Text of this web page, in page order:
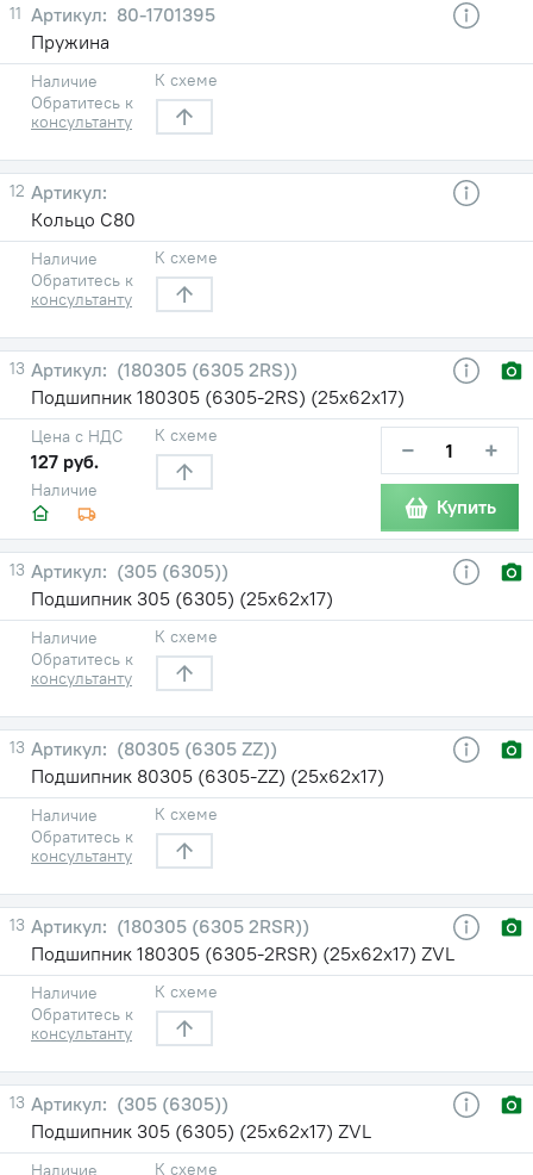
11
80-1701395
Пружина
Наличие
Обратитесь к
консультанту
К схеме
12
Кольцо С80
Наличие
Обратитесь к
консультанту
К схеме
13
(180305 (6305 2RS))
Подшипник 180305 (6305-2RS) (25х62х17)
Наличие
Цена с НДС
127 руб.
К схеме − +
Купить
13
(305 (6305))
Подшипник 305 (6305) (25х62х17)
Наличие
Обратитесь к
консультанту
К схеме
13
(80305 (6305 ZZ))
Подшипник 80305 (6305-ZZ) (25х62х17)
Наличие
Обратитесь к
консультанту
К схеме
13
(180305 (6305 2RSR))
Подшипник 180305 (6305-2RSR) (25х62х17) ZVL
Наличие
Обратитесь к
консультанту
К схеме
13
(305 (6305))
Подшипник 305 (6305) (25х62х17) ZVL
Наличие
К схеме